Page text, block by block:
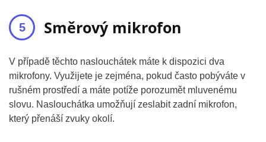
Směrový mikrofon
V případě těchto naslouchátek máte k dispozici dva
mikrofony. Využijete je zejména, pokud často pobýváte v
rušném prostředí a máte potíže porozumět mluvenému
slovu. Naslouchátka umožňují zeslabit zadní mikrofon,
který přenáší zvuky okolí.